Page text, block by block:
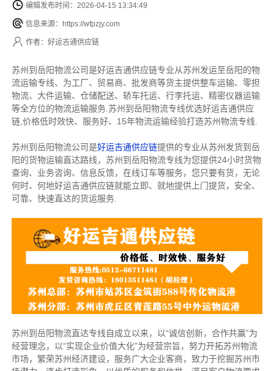
编辑发布时间：2026-04-15 13:34:49
信息来源：https://wfpzjy.com
作者：好运吉通供应链
苏州到岳阳物流公司是好运吉通供应链专业从苏州发运至岳阳的物
流运输专线、为工厂、贸易商、批发商等货主提供整车运输、零担
物流、大件运输、仓储配送、轿车托运、行李托运、精密仪器运输
等全方位的物流运输服务.苏州到岳阳物流专线优选好运吉通供应
链,价格低时效快、服务好、15年物流运输经验打造苏州物流专线.
苏州到岳阳物流公司是好运吉通供应链提供的专业从苏州发货到岳
阳的货物运输直达路线，苏州到岳阳物流专线为您提供24小时货物
查询、业务咨询、信息反馈，在线订车等服务，您只要有货，无论
何时、何地好运吉通供应链就能立即、就地提供上门提货，安全、
可靠、快速直达的货运服务.
苏州到岳阳物流直达专线自成立以来，以“诚信创新，合作共赢”为
经营理念，以“实现企业价值大化”为经营宗旨，努力开拓苏州物流
市场，繁荣苏州经济建设，服务广大企业客商，致力于挖掘苏州市